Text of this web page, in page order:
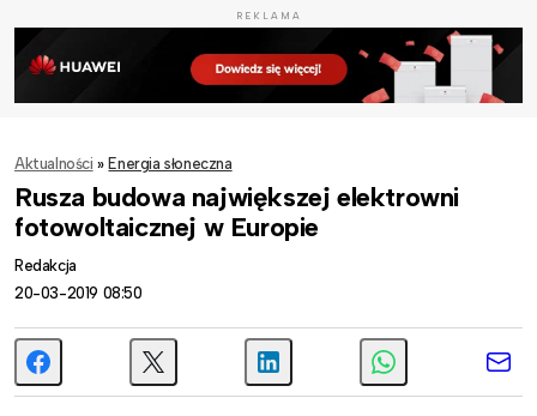
REKLAMA
Aktualności » Energia słoneczna
Rusza budowa największej elektrowni
fotowoltaicznej w Europie
Redakcja
20-03-2019 08:50